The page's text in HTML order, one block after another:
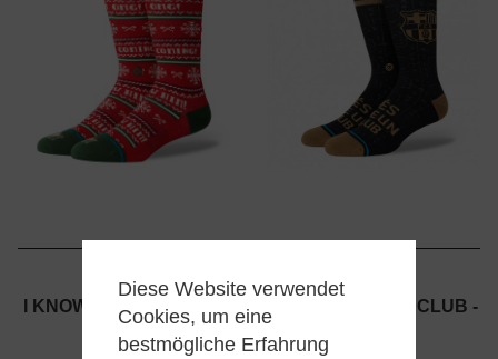
STANCE
I KNOW HIM - ELF - RED
17,00 €
STANCE
FC BARCELONA CLUB -
Diese Website verwendet
Cookies, um eine
bestmögliche Erfahrung